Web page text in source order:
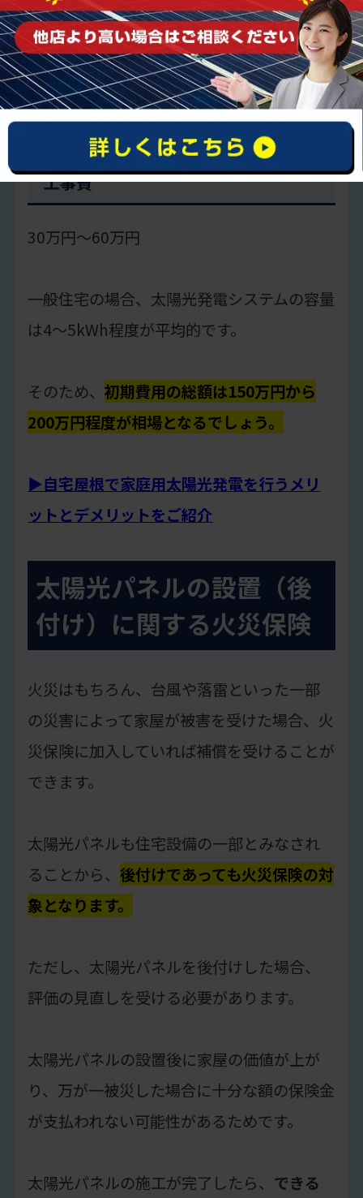
機材費・部材費
1kWhあたり20万円〜30万円
工事費
30万円～60万円
一般住宅の場合、太陽光発電システムの容量
は4〜5kWh程度が平均的です。
そのため、初期費用の総額は150万円から
200万円程度が相場となるでしょう。
▶自宅屋根で家庭用太陽光発電を行うメリ
ットとデメリットをご紹介
太陽光パネルの設置（後
付け）に関する火災保険
火災はもちろん、台風や落雷といった一部
の災害によって家屋が被害を受けた場合、火
災保険に加入していれば補償を受けることが
できます。
太陽光パネルも住宅設備の一部とみなされ
ることから、後付けであっても火災保険の対
象となります。
ただし、太陽光パネルを後付けした場合、
評価の見直しを受ける必要があります。
太陽光パネルの設置後に家屋の価値が上が
り、万が一被災した場合に十分な額の保険金
が支払われない可能性があるためです。
太陽光パネルの施工が完了したら、 できる